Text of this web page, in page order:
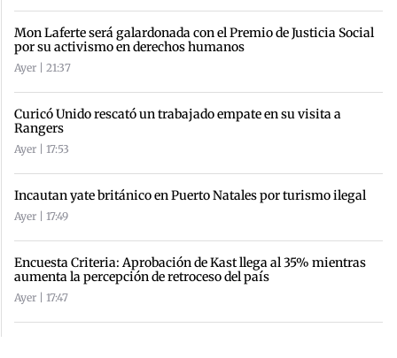
Mon Laferte será galardonada con el Premio de Justicia Social
por su activismo en derechos humanos
Ayer | 21:37
Curicó Unido rescató un trabajado empate en su visita a
Rangers
Ayer | 17:53
Incautan yate británico en Puerto Natales por turismo ilegal
Ayer | 17:49
Encuesta Criteria: Aprobación de Kast llega al 35% mientras
aumenta la percepción de retroceso del país
Ayer | 17:47